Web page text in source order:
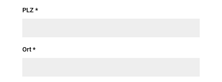
PLZ *
Ort *